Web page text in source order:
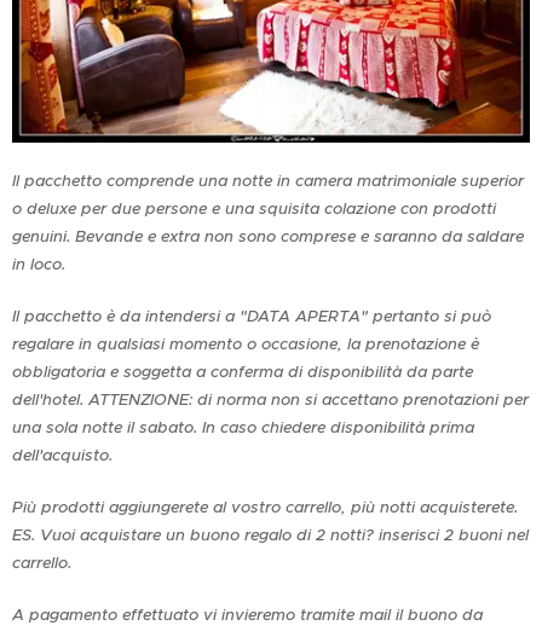
Il pacchetto comprende una notte in camera matrimoniale superior
o deluxe per due persone e una squisita colazione con prodotti
genuini. Bevande e extra non sono comprese e saranno da saldare
in loco.
Il pacchetto è da intendersi a "DATA APERTA" pertanto si può
regalare in qualsiasi momento o occasione, la prenotazione è
obbligatoria e soggetta a conferma di disponibilità da parte
dell'hotel. ATTENZIONE: di norma non si accettano prenotazioni per
una sola notte il sabato. In caso chiedere disponibilità prima
dell'acquisto.
Più prodotti aggiungerete al vostro carrello, più notti acquisterete.
ES. Vuoi acquistare un buono regalo di 2 notti? inserisci 2 buoni nel
carrello.
A pagamento effettuato vi invieremo tramite mail il buono da